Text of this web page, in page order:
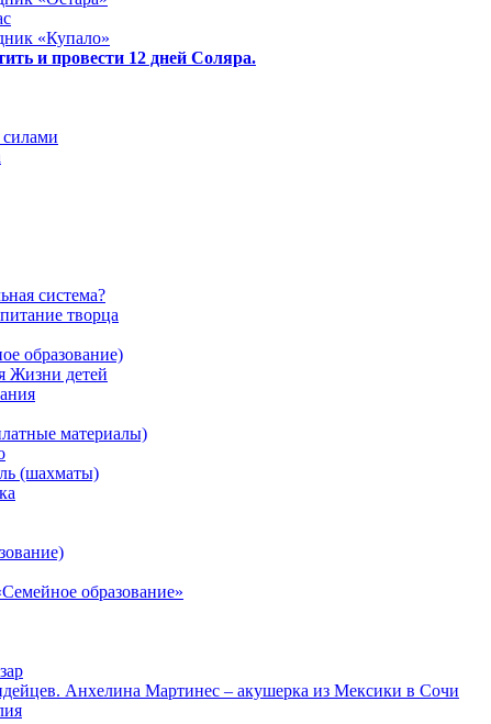
«Купало»
и провести 12 дней Соляра.
система?
творца
образование)
детей
материалы)
(шахматы)
образование»
Анхелина Мартинес – акушерка из Мексики в Сочи